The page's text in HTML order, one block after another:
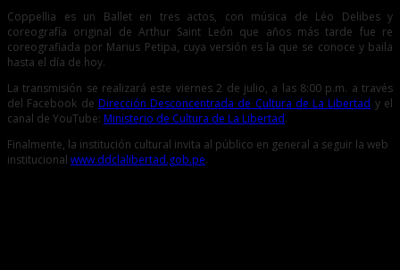
Coppellia es un Ballet en tres actos, con música de Léo Delibes y
coreografía original de Arthur Saint León que años más tarde fue re
coreografiada por Marius Petipa, cuya versión es la que se conoce y baila
hasta el día de hoy.
La transmisión se realizará este viernes 2 de julio, a las 8:00 p.m. a través
del Facebook de Dirección Desconcentrada de Cultura de La Libertad y el
canal de YouTube: Ministerio de Cultura de La Libertad.
Finalmente, la institución cultural invita al público en general a seguir la web
institucional www.ddclalibertad.gob.pe.